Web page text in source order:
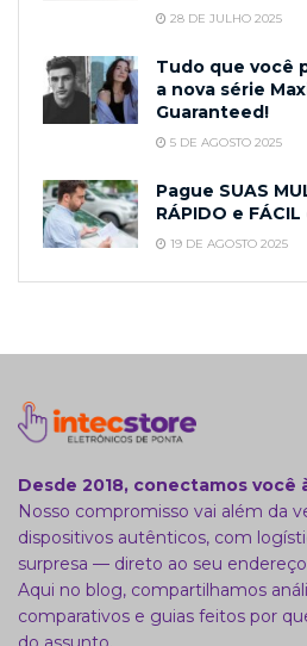
28 DE JULHO 2025
Tudo que você
a nova série
Guaranteed!
5 DE AGOSTO 2025
Pague SUAS
RÁPIDO e
19 DE AGOSTO 2025
Desde 2018, conectamos
Nosso compromisso vai além da
dispositivos autênticos, com
surpresa — direto ao seu
Aqui no blog, compartilhamos
comparativos e guias feitos por